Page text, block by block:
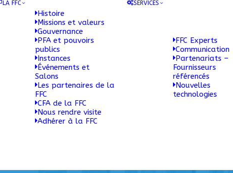
LA FFC
Histoire
Missions et valeurs
Gouvernance
PFA et pouvoirs
publics
Instances
Événements et
Salons
Les partenaires de la
FFC
CFA de la FFC
Nous rendre visite
Adhérer à la FFC
SERVICES
FFC Experts
Communication
Partenariats –
Fournisseurs
référencés
Nouvelles
technologies